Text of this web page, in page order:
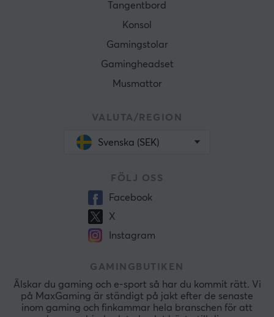
Tangentbord
Konsol
Gamingstolar
Gamingheadset
Musmattor
VALUTA/REGION
Svenska (SEK)
FÖLJ OSS
Facebook
X
Instagram
GAMINGBUTIKEN
Älskar du gaming och e-sport så har du kommit rätt. Vi
på MaxGaming är ständigt på jakt efter de senaste
inom gaming och finkammar hela branschen för att